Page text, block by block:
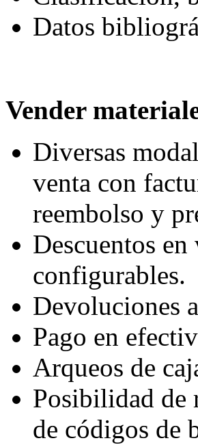
Datos
Vender
Diversas
venta con
reembolso y
Descuentos
configurables.
Devoluciones
Pago en
Arqueos de
Posibilidad de
de códigos de